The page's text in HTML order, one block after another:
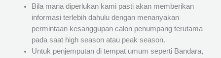
Bila mana diperlukan kami pasti akan memberikan
informasi terlebih dahulu dengan menanyakan
permintaan kesanggupan calon penumpang terutama
pada saat high season atau peak season.
Untuk penjemputan di tempat umum seperti Bandara,